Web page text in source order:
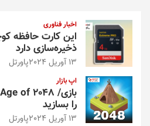
اخبار فناوری
ذخیره‌سازی دارد
13 آوریل 2024 پاورتل
اپ بازار
را بسازید
13 آوریل 2024 پاورتل